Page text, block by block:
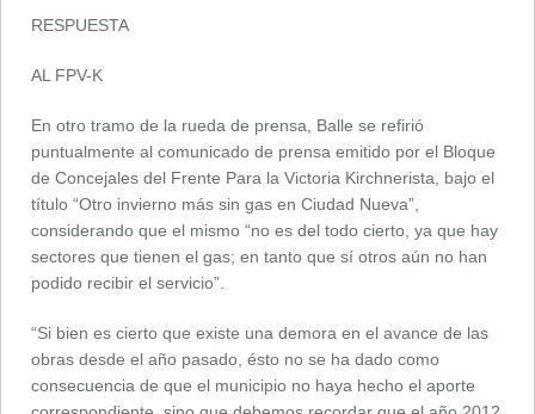
RESPUESTA
AL FPV-K
En otro tramo de la rueda de prensa, Balle se refirió
puntualmente al comunicado de prensa emitido por el Bloque
de Concejales del Frente Para la Victoria Kirchnerista, bajo el
título “Otro invierno más sin gas en Ciudad Nueva”,
considerando que el mismo “no es del todo cierto, ya que hay
sectores que tienen el gas; en tanto que sí otros aún no han
podido recibir el servicio”.
“Si bien es cierto que existe una demora en el avance de las
obras desde el año pasado, ésto no se ha dado como
consecuencia de que el municipio no haya hecho el aporte